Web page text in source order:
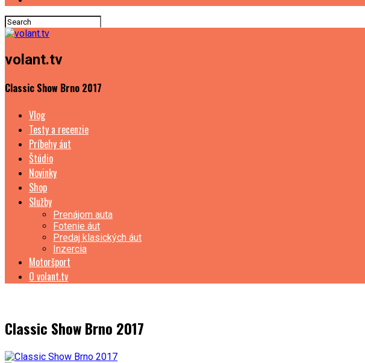
volant.tv
Classic Show Brno 2017
Vlog
Testy a recenzie
Príbehy áut
Štúdio
Novinky
Shop
Služby
Prenájom auta
Fotenie áut
Predaj klasických áut
Inzercia
Motoršport
O volant.tv
Classic Show Brno 2017